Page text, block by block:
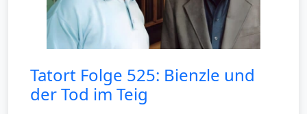
Tatort Folge 525: Bienzle und
der Tod im Teig